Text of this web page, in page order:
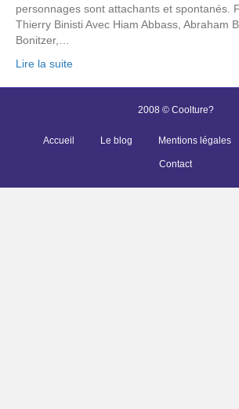
personnages sont attachants et spontanés.
Thierry Binisti Avec Hiam Abbass, Abraham
Bonitzer,…
Lire la suite
2008 © Coolture?
Accueil Le blog Mentions légales
Contact